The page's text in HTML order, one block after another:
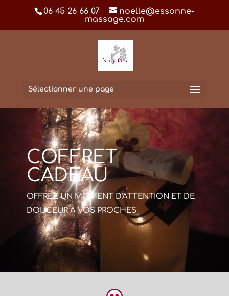
06 45 26 66 07
noelle@essonne-
massage.com
Sélectionner une page
COFFRET
CADEAU
OFFREZ UN MOMENT D'ATTENTION ET DE
DOUCEUR A VOS PROCHES